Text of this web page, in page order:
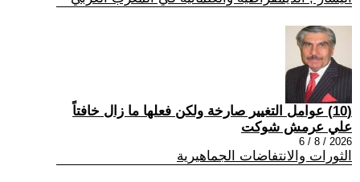
(10) عوامل التغيير صارخة ولكن فعلها ما زال خافتاً
علي عرمش شوكت
2026 / 8 / 6
الثورات والانتفاضات الجماهيرية